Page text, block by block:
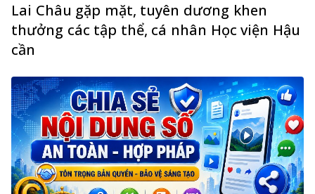
Lai Châu gặp mặt, tuyên dương khen
thưởng các tập thể, cá nhân Học viện Hậu
cần